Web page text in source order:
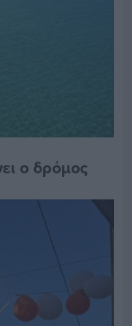
ο δρόμος